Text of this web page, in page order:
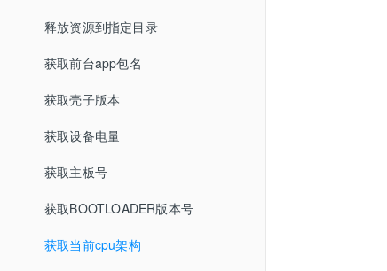
释放资源到指定目录
获取前台app包名
获取壳子版本
获取设备电量
获取主板号
获取BOOTLOADER版本号
获取当前cpu架构